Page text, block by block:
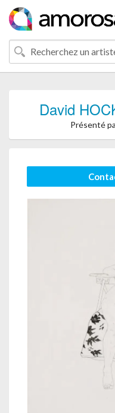
David
Présenté